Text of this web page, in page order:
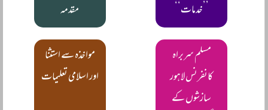
’’خدمات‘‘
مقدمہ
مسلم سربراہ
کانفرنس لاہور
سازشوں کے
مواخذہ سے استثنا
اور اسلامی تعلیمات